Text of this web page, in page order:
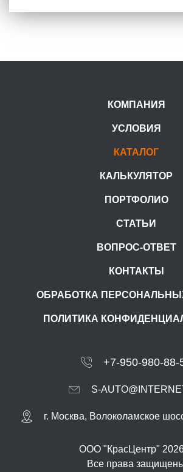
КОМПАНИЯ
УСЛОВИЯ
КАТАЛОГ
КАЛЬКУЛЯТОР
ПОРТФОЛИО
СТАТЬИ
ВОПРОС-ОТВЕТ
КОНТАКТЫ
ОБРАБОТКА
ПОЛИТИКА
+7-950-980-88-
S-
г. Москва, Волоколамское
ООО "КрасЦентр"
Все права